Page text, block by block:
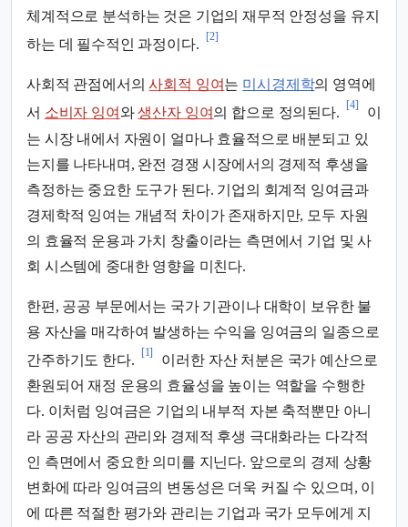
체계적으로 분석하는 것은 기업의 재무적 안정성을 유지
하는 데 필수적인 과정이다.
[2]
사회적 관점에서의사회적 잉여는 미시경제학의 영역에
서 소비자 잉여 와생산자 잉여의 합으로 정의된다.
[4]
이
는 시장 내에서 자원이 얼마나 효율적으로 배분되고 있
는지를 나타내며, 완전 경쟁 시장에서의 경제적 후생을
측정하는 중요한 도구가 된다. 기업의 회계적 잉여금과
경제학적 잉여는 개념적 차이가 존재하지만, 모두 자원
의 효율적 운용과 가치 창출이라는 측면에서 기업 및 사
회 시스템에 중대한 영향을 미친다.
한편, 공공 부문에서는 국가 기관이나 대학이 보유한 불
용 자산을 매각하여 발생하는 수익을 잉여금의 일종으로
간주하기도 한다.
[1]
이러한 자산 처분은 국가 예산으로
환원되어 재정 운용의 효율성을 높이는 역할을 수행한
다. 이처럼 잉여금은 기업의 내부적 자본 축적뿐만 아니
라 공공 자산의 관리와 경제적 후생 극대화라는 다각적
인 측면에서 중요한 의미를 지닌다. 앞으로의 경제 상황
변화에 따라 잉여금의 변동성은 더욱 커질 수 있으며, 이
에 따른 적절한 평가와 관리는 기업과 국가 모두에게 지